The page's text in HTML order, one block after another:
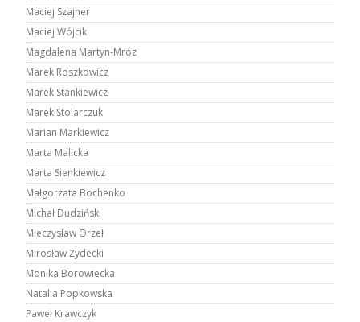
Maciej Szajner
Maciej Wójcik
Magdalena Martyn-Mróz
Marek Roszkowicz
Marek Stankiewicz
Marek Stolarczuk
Marian Markiewicz
Marta Malicka
Marta Sienkiewicz
Małgorzata Bochenko
Michał Dudziński
Mieczysław Orzeł
Mirosław Żydecki
Monika Borowiecka
Natalia Popkowska
Paweł Krawczyk